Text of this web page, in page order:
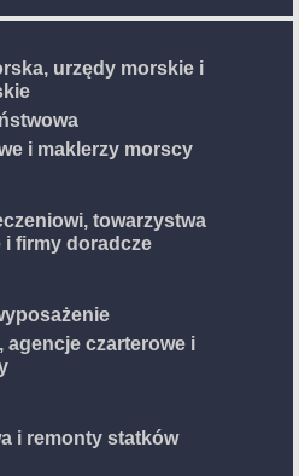
urzędy morskie i
i maklerzy morscy
towarzystwa
i firmy doradcze
agencje czarterowe i
i remonty statków